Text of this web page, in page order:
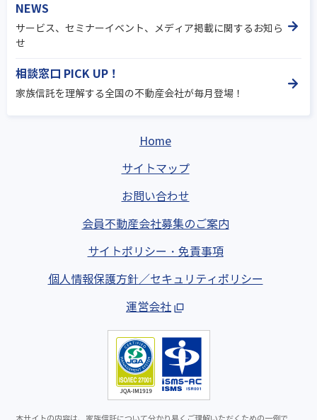
NEWS
サービス、セミナーイベント、メディア掲載に関するお知ら
せ
相談窓口 PICK UP！
家族信託を理解する全国の不動産会社が毎月登場！
Home
サイトマップ
お問い合わせ
会員不動産会社募集のご案内
サイトポリシー・免責事項
個人情報保護方針／セキュリティポリシー
運営会社